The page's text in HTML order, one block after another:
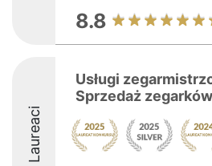
8.8
Laureaci
Usługi
Sprzedaż